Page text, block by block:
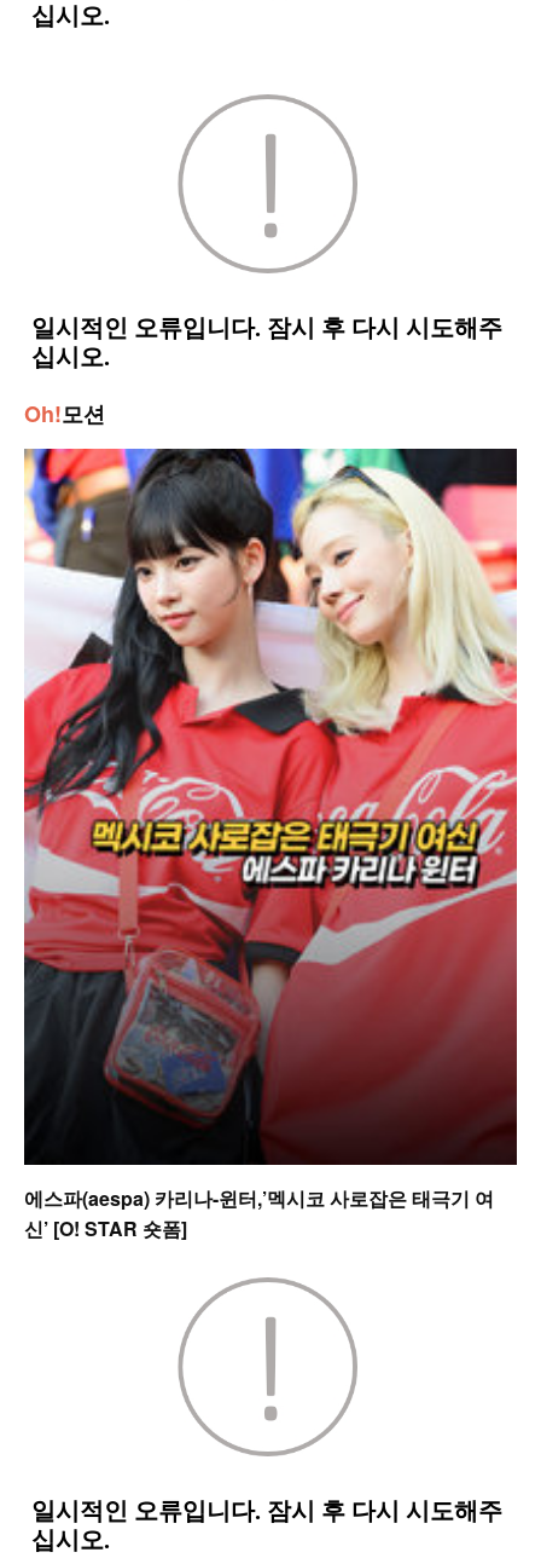
Oh!모션
에스파(aespa) 카리나-윈터,’멕시코 사로잡은 태극기 여
신’ [O! STAR 숏폼]